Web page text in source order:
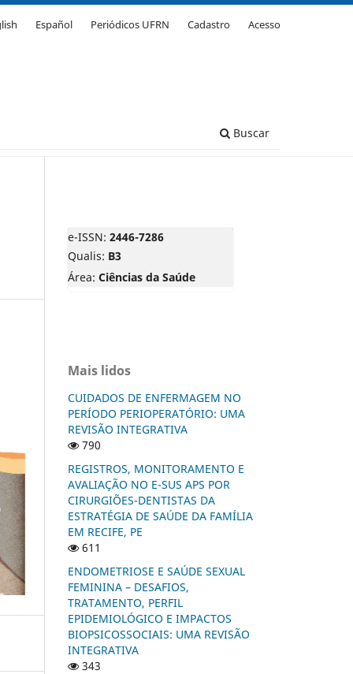
Buscar
Español Periódicos UFRN Cadastro Acesso
e-ISSN: 2446-7286
Qualis: B3
Área: Ciências da Saúde
Mais lidos
CUIDADOS DE ENFERMAGEM NO
PERÍODO PERIOPERATÓRIO: UMA
REVISÃO INTEGRATIVA
790
REGISTROS, MONITORAMENTO E
AVALIAÇÃO NO E-SUS APS POR
CIRURGIÕES-DENTISTAS DA
ESTRATÉGIA DE SAÚDE DA FAMÍLIA
EM RECIFE, PE
611
ENDOMETRIOSE E SAÚDE SEXUAL
FEMININA – DESAFIOS,
TRATAMENTO, PERFIL
EPIDEMIOLÓGICO E IMPACTOS
BIOPSICOSSOCIAIS: UMA REVISÃO
INTEGRATIVA
343